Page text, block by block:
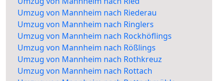
Umzug von Mannheim nach Riederau
Umzug von Mannheim nach Ringlers
Umzug von Mannheim nach Rockhöflings
Umzug von Mannheim nach Rößlings
Umzug von Mannheim nach Rothkreuz
Umzug von Mannheim nach Rottach